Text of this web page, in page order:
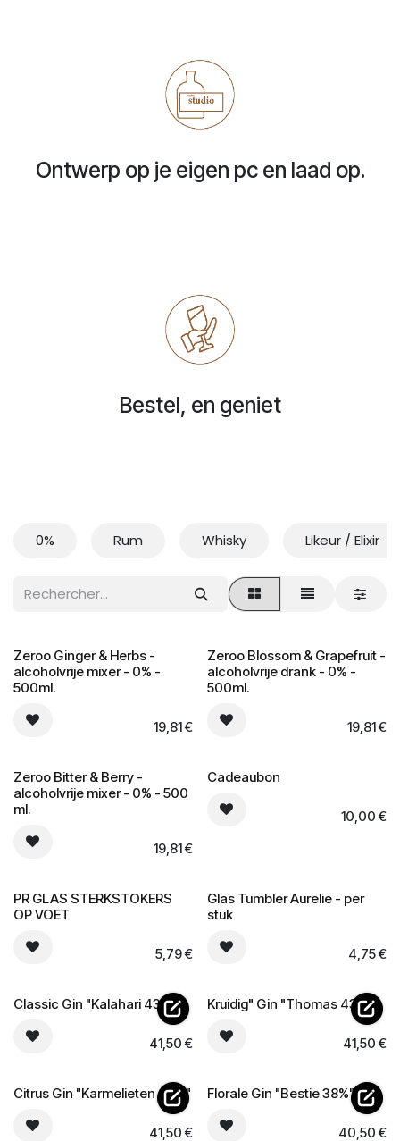
Ontwerp op je eigen pc en laad op.
Bestel, en geniet
0% Rum Whisky Likeur / Elixir
0% alcoholvrij
Zeroo Ginger & Herbs -
alcoholvrije mixer - 0% -
500ml.
19,81€ 0% alcoholvrij
Zeroo Blossom & Grapefruit -
alcoholvrije drank - 0% -
500ml.
19,81€
0% alcoholvrij
Zeroo Bitter & Berry -
alcoholvrije mixer - 0% - 500
ml.
19,81€
Cadeaubon
10,00€
PR GLAS STERKSTOKERS
OP VOET
5,79€
Glas Tumbler Aurelie - per
stuk
4,75€
Classic Gin "Kalahari 43%"
41,50€
Kruidig" Gin "Thomas 43%"
41,50€
Citrus Gin "Karmelieten 43%"
41,50€
Florale Gin "Bestie 38%"
40,50€